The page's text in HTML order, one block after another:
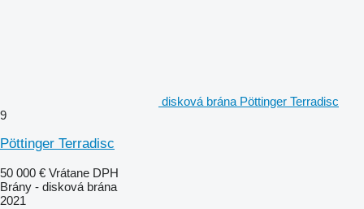
disková brána Pöttinger Terradisc
9
Pöttinger Terradisc
50 000 € Vrátane DPH
Brány - disková brána
2021